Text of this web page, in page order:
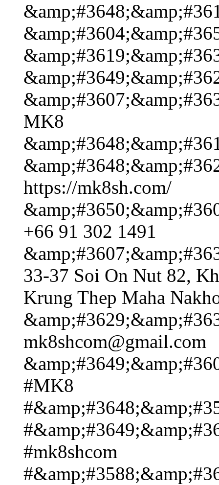
MK8
https://mk8sh.com/
+66 91 302 1491
33-37 Soi On Nut 82,
Krung Thep Maha
mk8shcom@gmail.com
#MK8
#mk8shcom